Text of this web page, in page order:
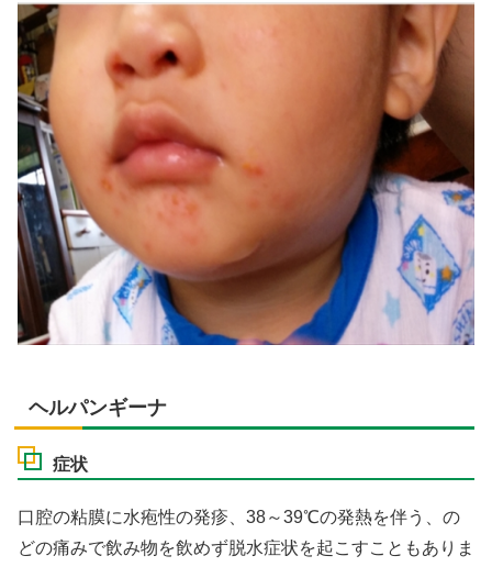
ヘルパンギーナ
症状
口腔の粘膜に水疱性の発疹、38～39℃の発熱を伴う、の
どの痛みで飲み物を飲めず脱水症状を起こすこともありま